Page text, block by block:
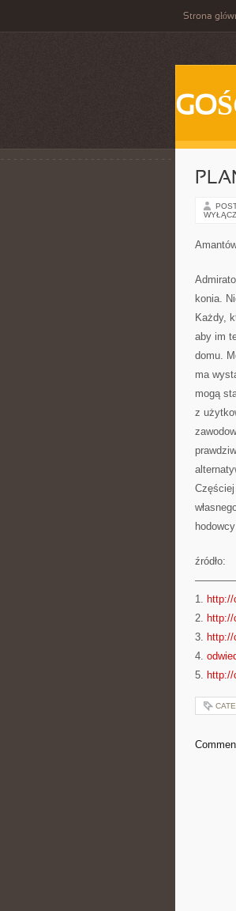
Strona
konia.
Każdy,
aby im
domu.
ma
mogą
z
źródło:
1. http://
2.
3.
4.
5.